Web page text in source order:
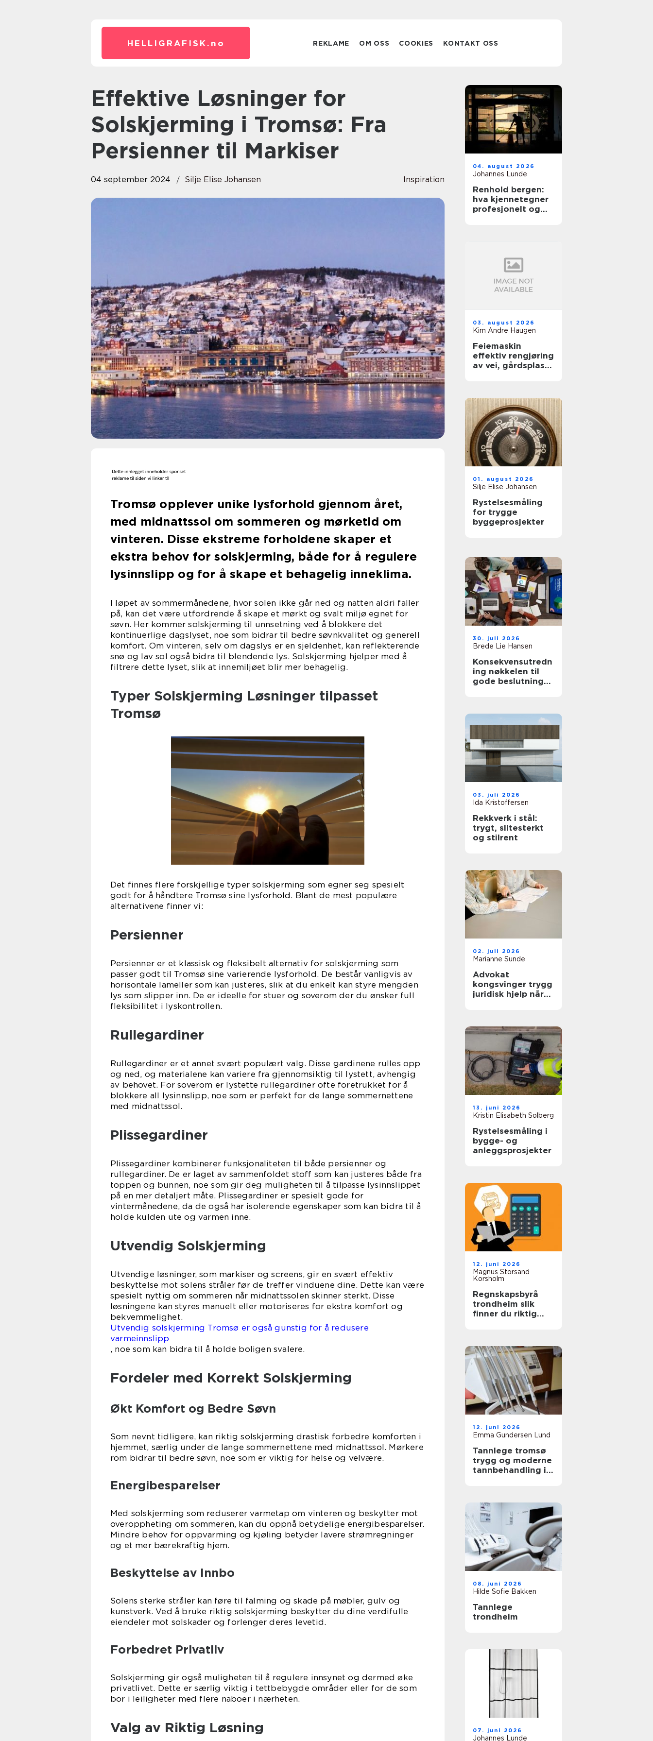
HELLIGRAFISK. no REKLAME OM OSS COOKIES KONTAKT OSS
Effektive Løsninger for
Solskjerming i Tromsø: Fra
Persienner til Markiser
04 september 2024 Silje Elise Johansen Inspiration
Tromsø opplever unike lysforhold gjennom året,
med midnattssol om sommeren og mørketid om
vinteren. Disse ekstreme forholdene skaper et
ekstra behov for solskjerming, både for å regulere
lysinnslipp og for å skape et behagelig inneklima.
I løpet av sommermånedene, hvor solen ikke går ned og natten aldri faller
på, kan det være utfordrende å skape et mørkt og svalt miljø egnet for
søvn. Her kommer solskjerming til unnsetning ved å blokkere det
kontinuerlige dagslyset, noe som bidrar til bedre søvnkvalitet og generell
komfort. Om vinteren, selv om dagslys er en sjeldenhet, kan reflekterende
snø og lav sol også bidra til blendende lys. Solskjerming hjelper med å
filtrere dette lyset, slik at innemiljøet blir mer behagelig.
Typer Solskjerming Løsninger tilpasset
Tromsø
Det finnes flere forskjellige typer solskjerming som egner seg spesielt
godt for å håndtere Tromsø sine lysforhold. Blant de mest populære
alternativene finner vi:
Persienner
Persienner er et klassisk og fleksibelt alternativ for solskjerming som
passer godt til Tromsø sine varierende lysforhold. De består vanligvis av
horisontale lameller som kan justeres, slik at du enkelt kan styre mengden
lys som slipper inn. De er ideelle for stuer og soverom der du ønsker full
fleksibilitet i lyskontrollen.
Rullegardiner
Rullegardiner er et annet svært populært valg. Disse gardinene rulles opp
og ned, og materialene kan variere fra gjennomsiktig til lystett, avhengig
av behovet. For soverom er lystette rullegardiner ofte foretrukket for å
blokkere all lysinnslipp, noe som er perfekt for de lange sommernettene
med midnattssol.
Plissegardiner
Plissegardiner kombinerer funksjonaliteten til både persienner og
rullegardiner. De er laget av sammenfoldet stoff som kan justeres både fra
toppen og bunnen, noe som gir deg muligheten til å tilpasse lysinnslippet
på en mer detaljert måte. Plissegardiner er spesielt gode for
vintermånedene, da de også har isolerende egenskaper som kan bidra til å
holde kulden ute og varmen inne.
Utvendig Solskjerming
Utvendige løsninger, som markiser og screens, gir en svært effektiv
beskyttelse mot solens stråler før de treffer vinduene dine. Dette kan være
spesielt nyttig om sommeren når midnattssolen skinner sterkt. Disse
løsningene kan styres manuelt eller motoriseres for ekstra komfort og
bekvemmelighet.
Utvendig solskjerming Tromsø er også gunstig for å redusere
varmeinnslipp
, noe som kan bidra til å holde boligen svalere.
Fordeler med Korrekt Solskjerming
Økt Komfort og Bedre Søvn
Som nevnt tidligere, kan riktig solskjerming drastisk forbedre komforten i
hjemmet, særlig under de lange sommernettene med midnattssol. Mørkere
rom bidrar til bedre søvn, noe som er viktig for helse og velvære.
Energibesparelser
Med solskjerming som reduserer varmetap om vinteren og beskytter mot
overoppheting om sommeren, kan du oppnå betydelige energibesparelser.
Mindre behov for oppvarming og kjøling betyder lavere strømregninger
og et mer bærekraftig hjem.
Beskyttelse av Innbo
Solens sterke stråler kan føre til falming og skade på møbler, gulv og
kunstverk. Ved å bruke riktig solskjerming beskytter du dine verdifulle
eiendeler mot solskader og forlenger deres levetid.
Forbedret Privatliv
Solskjerming gir også muligheten til å regulere innsynet og dermed øke
privatlivet. Dette er særlig viktig i tettbebygde områder eller for de som
bor i leiligheter med flere naboer i nærheten.
Valg av Riktig Løsning
04. august 2026
Johannes Lunde
Renhold bergen:
hva kjennetegner
profesjonelt og
03. august 2026
Kim Andre Haugen
Feiemaskin
effektiv rengjøring
av vei, gårdsplass
01. august 2026
Silje Elise Johansen
Rystelsesmåling
for trygge
byggeprosjekter
30. juli 2026
Brede Lie Hansen
Konsekvensutredn
ing nøkkelen til
gode beslutninger
03. juli 2026
Ida Kristoffersen
Rekkverk i stål:
trygt, slitesterkt
og stilrent
02. juli 2026
Marianne Sunde
Advokat
kongsvinger trygg
juridisk hjelp når
13. juni 2026
Kristin Elisabeth Solberg
Rystelsesmåling i
bygge- og
anleggsprosjekter
12. juni 2026
Magnus Storsand
Korsholm
Regnskapsbyrå
trondheim slik
finner du riktig
12. juni 2026
Emma Gundersen Lund
Tannlege tromsø
trygg og moderne
tannbehandling i
08. juni 2026
Hilde Sofie Bakken
Tannlege
trondheim
07. juni 2026
Johannes Lunde